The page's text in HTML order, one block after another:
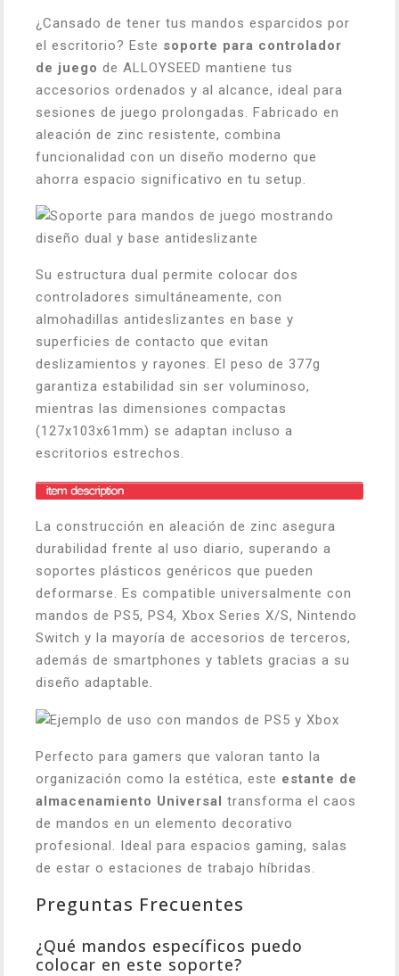
¿Cansado de tener tus mandos esparcidos por
el escritorio? Este soporte para controlador
de juego de ALLOYSEED mantiene tus
accesorios ordenados y al alcance, ideal para
sesiones de juego prolongadas. Fabricado en
aleación de zinc resistente, combina
funcionalidad con un diseño moderno que
ahorra espacio significativo en tu setup.
Su estructura dual permite colocar dos
controladores simultáneamente, con
almohadillas antideslizantes en base y
superficies de contacto que evitan
deslizamientos y rayones. El peso de 377g
garantiza estabilidad sin ser voluminoso,
mientras las dimensiones compactas
(127x103x61mm) se adaptan incluso a
escritorios estrechos.
La construcción en aleación de zinc asegura
durabilidad frente al uso diario, superando a
soportes plásticos genéricos que pueden
deformarse. Es compatible universalmente con
mandos de PS5, PS4, Xbox Series X/S, Nintendo
Switch y la mayoría de accesorios de terceros,
además de smartphones y tablets gracias a su
diseño adaptable.
Perfecto para gamers que valoran tanto la
organización como la estética, este estante de
almacenamiento Universal transforma el caos
de mandos en un elemento decorativo
profesional. Ideal para espacios gaming, salas
de estar o estaciones de trabajo híbridas.
Preguntas Frecuentes
¿Qué mandos específicos puedo
colocar en este soporte?